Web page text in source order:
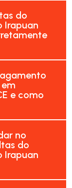
do
Irapuan
e como
no
do
Irapuan